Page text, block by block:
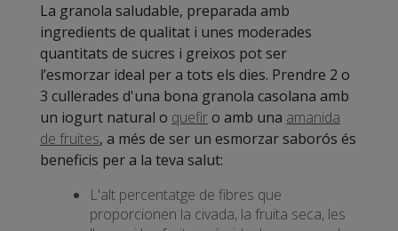
La granola saludable, preparada amb
ingredients de qualitat i unes moderades
quantitats de sucres i greixos pot ser
l’esmorzar ideal per a tots els dies. Prendre 2 o
3 cullerades d'una bona granola casolana amb
un iogurt natural o quefiro amb una amanida
de fruites, a més de ser un esmorzar saborós és
beneficis per a la teva salut:
L'alt percentatge de fibres que
proporcionen la civada, la fruita seca, les